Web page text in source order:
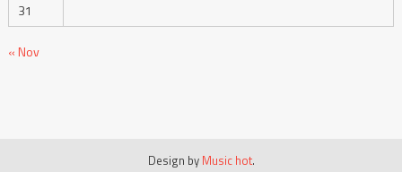
31
« Nov
Design by Music hot.